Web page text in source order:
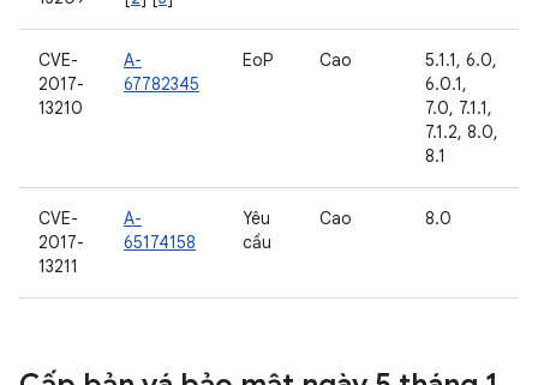
CVE-
2017-
13210
A-
67782345
EoP Cao
5.1.1, 6.0,
6.0.1,
7.0, 7.1.1,
7.1.2, 8.0,
8.1
CVE-
2017-
13211
A-
65174158
Yêu
cầu
Cao 8.0